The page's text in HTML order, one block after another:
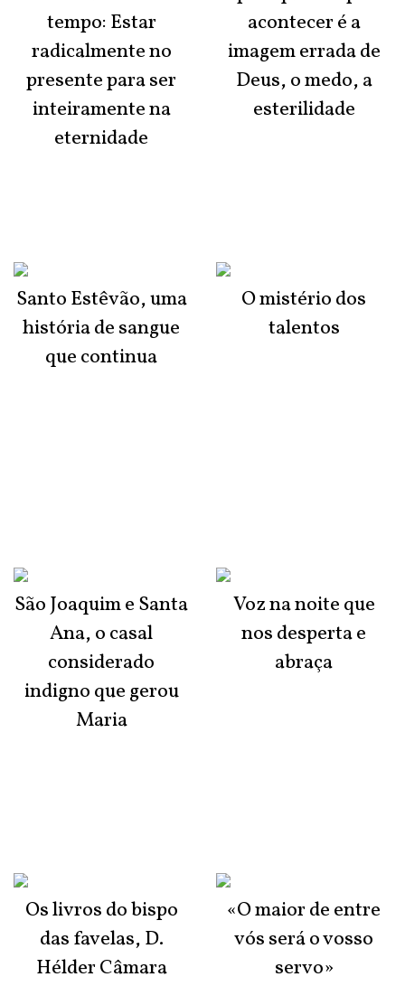
tempo: Estar
radicalmente no
presente para ser
inteiramente na
eternidade
Santo Estêvão, uma
história de sangue
que continua
São Joaquim e Santa
Ana, o casal
considerado
indigno que gerou
Maria
Os livros do bispo
das favelas, D.
Hélder Câmara
acontecer é a
imagem errada de
Deus, o medo, a
esterilidade
O mistério dos
talentos
Voz na noite que
nos desperta e
abraça
«O maior de entre
vós será o vosso
servo»